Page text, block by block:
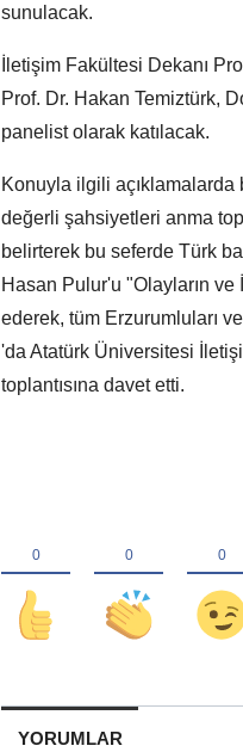
sunulacak.
İletişim Fakültesi Dekanı
Prof. Dr. Hakan Temiztürk,
panelist olarak katılacak.
Konuyla ilgili
değerli şahsiyetleri anma
belirterek bu seferde Türk
Hasan Pulur'u "Olayların ve
ederek, tüm Erzurumluları
'da Atatürk Üniversitesi
toplantısına davet etti.
YORUMLAR